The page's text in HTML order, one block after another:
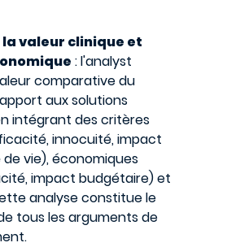
valeur clinique et
: l'analyst
comparative du
aux solutions
intégrant des critères
innocuité, impact
vie), économiques
impact budgétaire) et
analyse constitue le
tous les arguments de